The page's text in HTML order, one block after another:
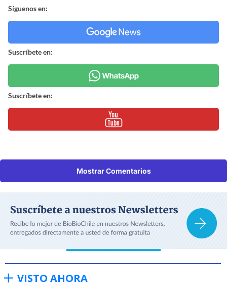
Síguenos en:
Suscríbete en:
Suscríbete en:
Mostrar Comentarios
VISTO AHORA